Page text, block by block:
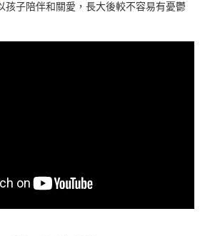
孩子陪伴和關愛，長大後較不容易有憂鬱